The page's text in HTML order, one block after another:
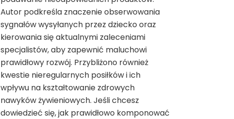
Autor podkreśla znaczenie obserwowania
sygnałów wysyłanych przez dziecko oraz
kierowania się aktualnymi zaleceniami
specjalistów, aby zapewnić maluchowi
prawidłowy rozwój. Przybliżono również
kwestie nieregularnych posiłków i ich
wpływu na kształtowanie zdrowych
nawyków żywieniowych. Jeśli chcesz
dowiedzieć się, jak prawidłowo komponować